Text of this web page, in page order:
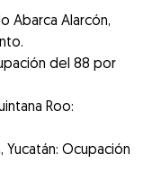
Abarca Alarcón,
del 88 por
Roo:
Yucatán: Ocupación